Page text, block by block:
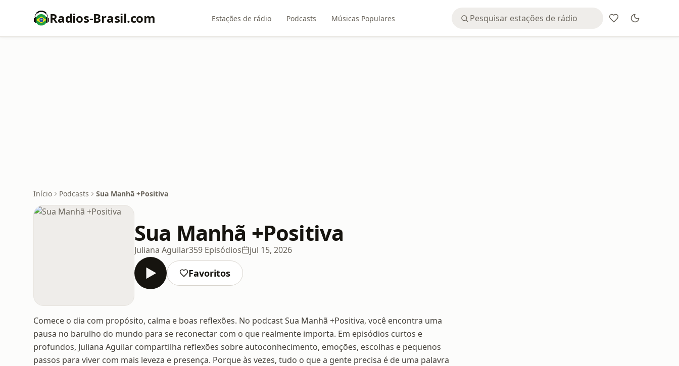
Radios-Brasil.com Estações de rádio Podcasts Músicas Populares
Início Podcasts Sua Manhã +Positiva
Sua Manhã +Positiva
Juliana Aguilar359 Episódios jul 15, 2026
Favoritos
Comece o dia com propósito, calma e boas reflexões. No podcast Sua Manhã +Positiva, você encontra uma
pausa no barulho do mundo para se reconectar com o que realmente importa. Em episódios curtos e
profundos, Juliana Aguilar compartilha reflexões sobre autoconhecimento, emoções, escolhas e pequenos
passos para viver com mais leveza e presença. Porque às vezes, tudo o que a gente precisa é de uma palavra